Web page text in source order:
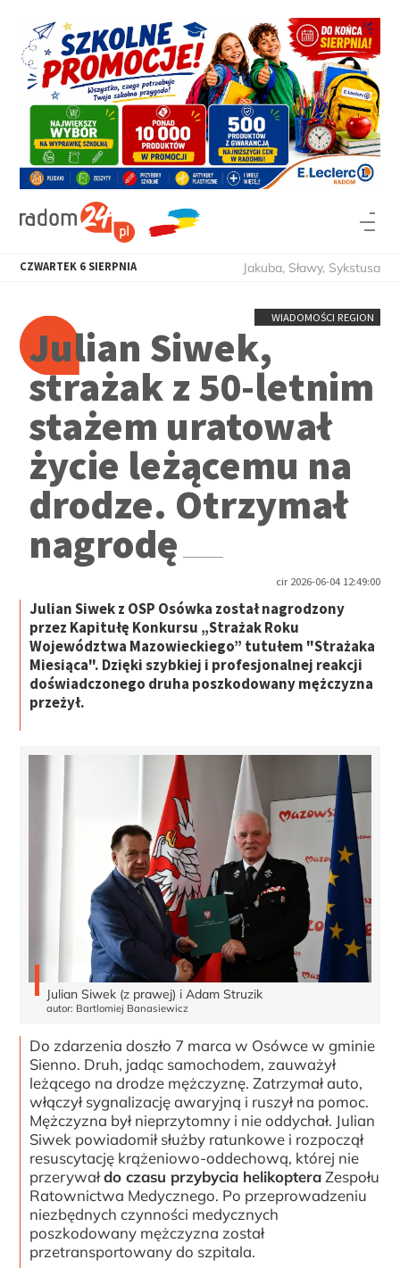
CZWARTEK 6 SIERPNIA Jakuba, Sławy, Sykstusa
WIADOMOŚCI REGION
Julian Siwek,
strażak z 50-letnim
stażem uratował
życie leżącemu na
drodze. Otrzymał
nagrodę
cir 2026-06-04 12:49:00
Julian Siwek z OSP Osówka został nagrodzony
przez Kapitułę Konkursu „Strażak Roku
Województwa Mazowieckiego” tutułem "Strażaka
Miesiąca". Dzięki szybkiej i profesjonalnej reakcji
doświadczonego druha poszkodowany mężczyzna
przeżył.
Julian Siwek (z prawej) i Adam Struzik
autor: Bartlomiej Banasiewicz
Do zdarzenia doszło 7 marca w Osówce w gminie
Sienno. Druh, jadąc samochodem, zauważył
leżącego na drodze mężczyznę. Zatrzymał auto,
włączył sygnalizację awaryjną i ruszył na pomoc.
Mężczyzna był nieprzytomny i nie oddychał. Julian
Siwek powiadomił służby ratunkowe i rozpoczął
resuscytację krążeniowo-oddechową, której nie
przerywałdo czasu przybycia helikopteraZespołu
Ratownictwa Medycznego. Po przeprowadzeniu
niezbędnych czynności medycznych
poszkodowany mężczyzna został
przetransportowany do szpitala.